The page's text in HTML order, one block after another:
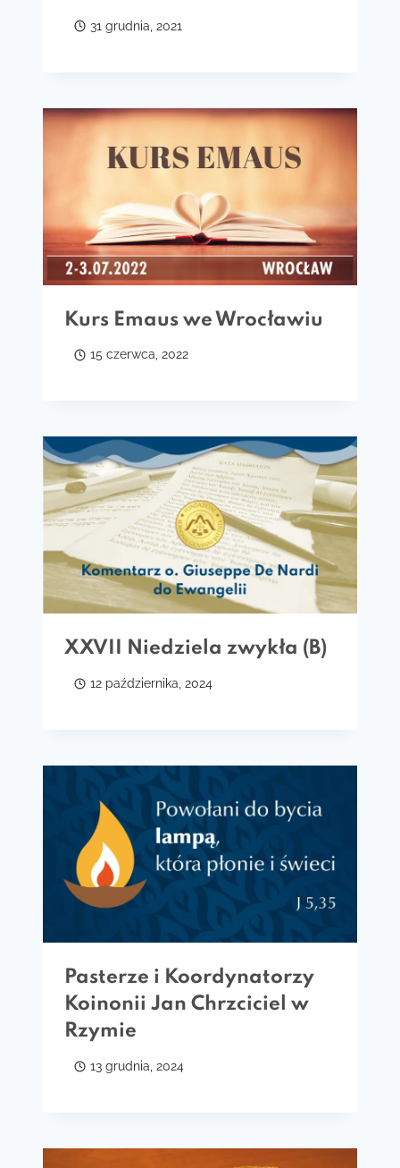
31 grudnia, 2021
Kurs Emaus we Wrocławiu
15 czerwca, 2022
XXVII Niedziela zwykła (B)
12 października, 2024
Pasterze i Koordynatorzy
Koinonii Jan Chrzciciel w
Rzymie
13 grudnia, 2024